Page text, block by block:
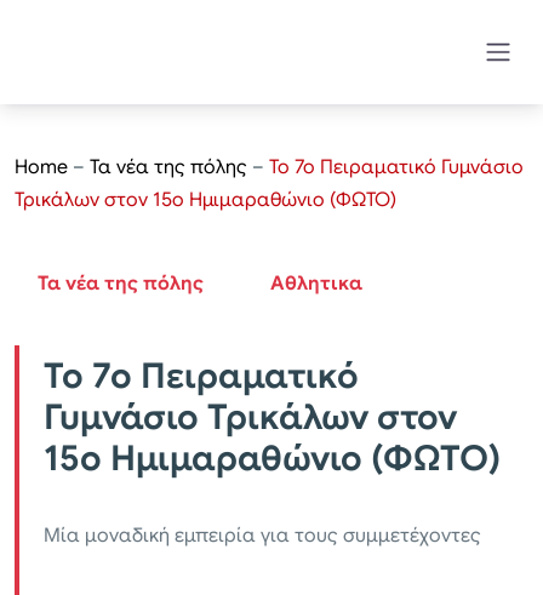
Home – Τα νέα της πόλης – Το 7ο Πειραματικό Γυμνάσιο
Τρικάλων στον 15ο Ημιμαραθώνιο (ΦΩΤΟ)
Τα νέα της πόλης Αθλητικα
Το 7ο Πειραματικό
Γυμνάσιο Τρικάλων στον
15ο Ημιμαραθώνιο (ΦΩΤΟ)
Μία μοναδική εμπειρία για τους συμμετέχοντες